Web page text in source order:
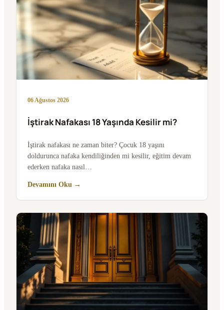
06 Ağustos 2026
İştirak Nafakası 18 Yaşında Kesilir mi?
İştirak nafakası ne zaman biter? Çocuk 18 yaşını
doldurunca nafaka kendiliğinden mi kesilir, eğitim devam
ederken nafaka nasıl…
Devamını Oku →